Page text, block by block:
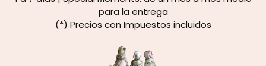
para la entrega
(*) Precios con Impuestos incluidos